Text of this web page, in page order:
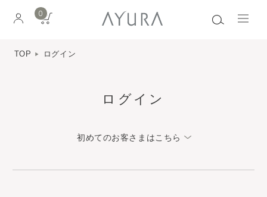
0
TOP ログイン
ログイン
初めてのお客さまはこちら